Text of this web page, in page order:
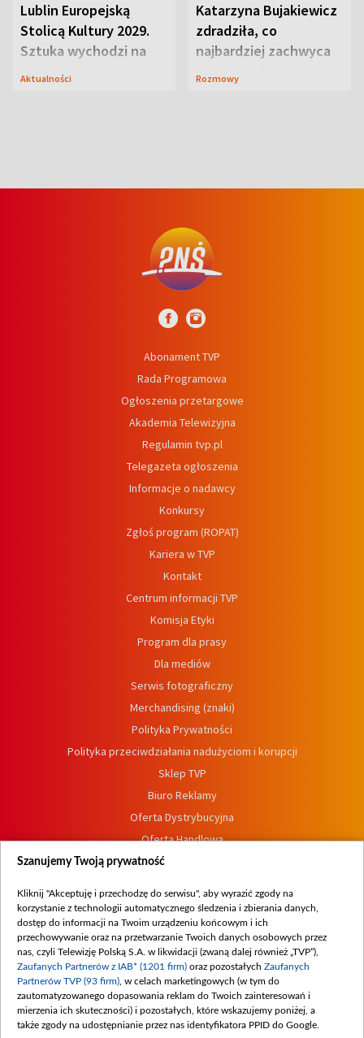
Lublin Europejską
Stolicą Kultury 2029.
Sztuka wychodzi na
ulice
Aktualności
Katarzyna Bujakiewicz
zdradziła, co
najbardziej zachwyca
ją w Lublinie
Rozmowy
Abonament TVP
Rada Programowa
Ogłoszenia przetargowe
Akademia Telewizyjna
Regulamin tvp.pl
Telegazeta ogłoszenia
Informacje o nadawcy
Konkursy
Zgłoś program (ROPAT)
Kariera w TVP
Kontakt
Centrum informacji TVP
Komisja Etyki
Program dla prasy
Dla mediów
Serwis fotograficzny
Merchandising (znaki)
Polityka Prywatności
Polityka przeciwdziałania nadużyciom i korupcji
Sklep TVP
Biuro Reklamy
Oferta Dystrybucyjna
Oferta Handlowa
Dostępność
Procedura zgłoszeń wewnętrznych
Szanujemy Twoją prywatność
Kliknij "Akceptuję i przechodzę do serwisu", aby wyrazić zgody na
korzystanie z technologii automatycznego śledzenia i zbierania danych,
dostęp do informacji na Twoim urządzeniu końcowym i ich
przechowywanie oraz na przetwarzanie Twoich danych osobowych przez
nas, czyli Telewizję Polską S.A. w likwidacji (zwaną dalej również „TVP”),
Zaufanych Partnerów z IAB* (1201 firm) oraz pozostałych Zaufanych
Partnerów TVP (93 firm) , w celach marketingowych (w tym do
zautomatyzowanego dopasowania reklam do Twoich zainteresowań i
mierzenia ich skuteczności) i pozostałych, które wskazujemy poniżej, a
także zgody na udostępnianie przez nas identyfikatora PPID do Google.